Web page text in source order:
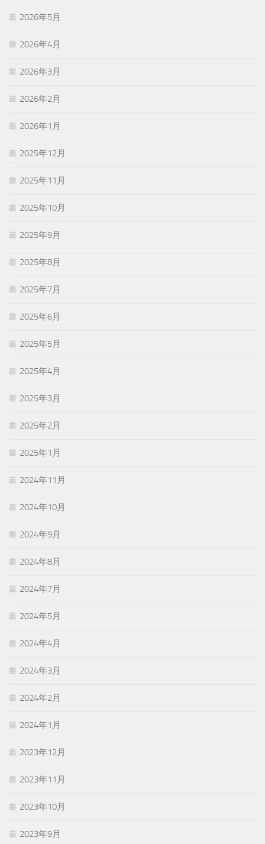
2026年5月
2026年4月
2026年3月
2026年2月
2026年1月
2025年12月
2025年11月
2025年10月
2025年9月
2025年8月
2025年7月
2025年6月
2025年5月
2025年4月
2025年3月
2025年2月
2025年1月
2024年11月
2024年10月
2024年9月
2024年8月
2024年7月
2024年5月
2024年4月
2024年3月
2024年2月
2024年1月
2023年12月
2023年11月
2023年10月
2023年9月